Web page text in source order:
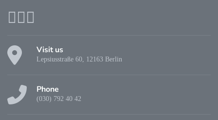
Visit us
Lepsiusstraße 60, 12163 Berlin
Phone
(030) 792 40 42